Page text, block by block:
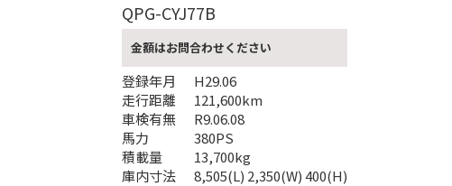
QPG-CYJ77B
金額はお問合わせください
登録年月
走行距離
車検有無
馬力
積載量
庫内寸法
H29.06
121,600km
R9.06.08
380PS
13,700kg
8,505(L) 2,350(W) 400(H)